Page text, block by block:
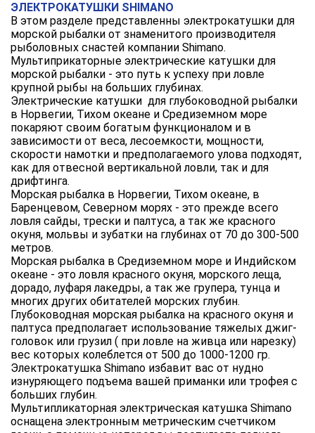
ЭЛЕКТРОКАТУШКИ SHIMANO
В этом разделе представленны электрокатушки для
морской рыбалки от знаменитого производителя
рыболовных снастей компании Shimano.
Мультиприкаторные электрические катушки для
морской рыбалки - это путь к успеху при ловле
крупной рыбы на больших глубинах.
Электрические катушки для глубоководной рыбалки
в Норвегии, Тихом океане и Средиземном море
покаряют своим богатым функционалом и в
зависимости от веса, лесоемкости, мощности,
скорости намотки и предполагаемого улова подходят,
как для отвесной вертикальной ловли, так и для
дрифтинга.
Морская рыбалка в Норвегии, Тихом океане, в
Баренцевом, Северном морях - это прежде всего
ловля сайды, трески и палтуса, а так же красного
окуня, мольвы и зубатки на глубинах от 70 до 300-500
метров.
Морская рыбалка в Средиземном море и Индийском
океане - это ловля красного окуня, морского леща,
дорадо, луфаря лакедры, а так же групера, тунца и
многих других обитателей морских глубин.
Глубоководная морская рыбалка на красного окуня и
палтуса предполагает использование тяжелых джиг-
головок или грузил ( при ловле на живца или нарезку)
вес которых колеблется от 500 до 1000-1200 гр.
Электрокатушка Shimano избавит вас от нудно
изнуряющего подъема вашей приманки или трофея с
больших глубин.
Мультипликаторная электрическая катушка Shimano
оснащена электронным метрическим счетчиком